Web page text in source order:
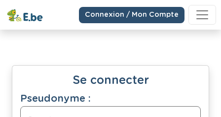
Connexion / Mon Compte
Se connecter
Pseudonyme :